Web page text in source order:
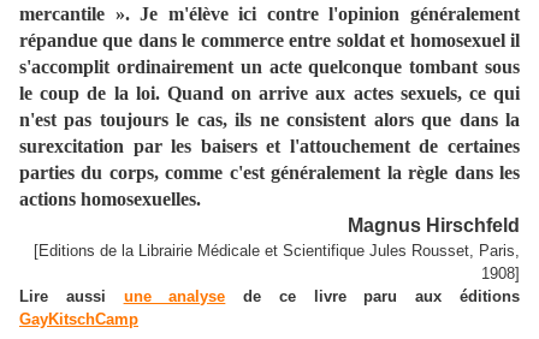
mercantile ». Je m'élève ici contre l'opinion généralement
répandue que dans le commerce entre soldat et homosexuel il
s'accomplit ordinairement un acte quelconque tombant sous
le coup de la loi. Quand on arrive aux actes sexuels, ce qui
n'est pas toujours le cas, ils ne consistent alors que dans la
surexcitation par les baisers et l'attouchement de certaines
parties du corps, comme c'est généralement la règle dans les
actions homosexuelles.
Magnus Hirschfeld
[Editions de la Librairie Médicale et Scientifique Jules Rousset, Paris,
1908]
Lire aussi une analyse
de ce livre paru aux éditions
GayKitschCamp